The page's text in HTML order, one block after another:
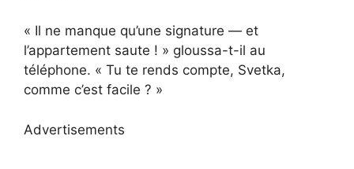
« Il ne manque qu’une signature — et
l’appartement saute ! » gloussa-t-il au
téléphone. « Tu te rends compte, Svetka,
comme c’est facile ? »
Advertisements